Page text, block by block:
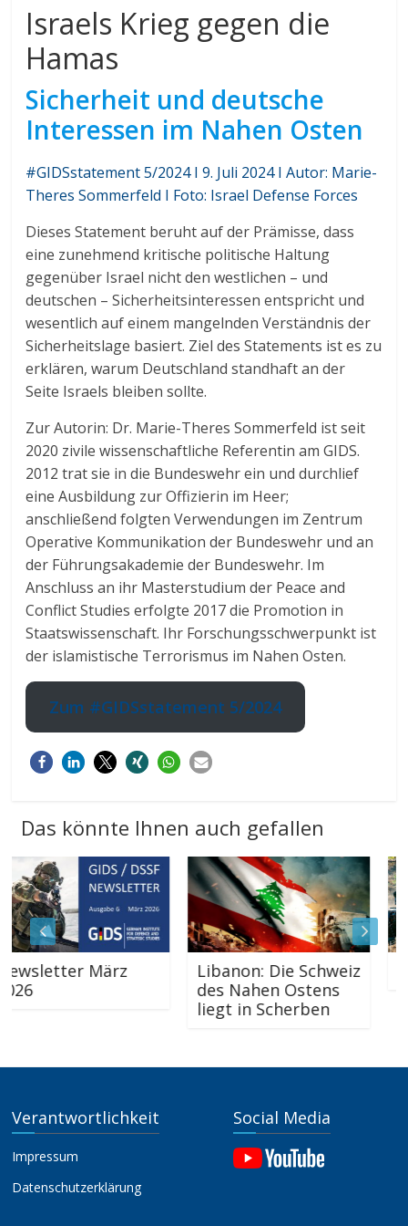
Israels Krieg gegen die
Hamas
Sicherheit und deutsche
Interessen im Nahen Osten
#GIDSstatement 5/2024 I 9. Juli 2024 I Autor: Marie-
Theres Sommerfeld I Foto: Israel Defense Forces
Dieses Statement beruht auf der Prämisse, dass
eine zunehmend kritische politische Haltung
gegenüber Israel nicht den westlichen – und
deutschen – Sicherheitsinteressen entspricht und
wesentlich auf einem mangelnden Verständnis der
Sicherheitslage basiert. Ziel des Statements ist es zu
erklären, warum Deutschland standhaft an der
Seite Israels bleiben sollte.
Zur Autorin: Dr. Marie-Theres Sommerfeld ist seit
2020 zivile wissenschaftliche Referentin am GIDS.
2012 trat sie in die Bundeswehr ein und durchlief
eine Ausbildung zur Offizierin im Heer;
anschließend folgten Verwendungen im Zentrum
Operative Kommunikation der Bundeswehr und an
der Führungsakademie der Bundeswehr. Im
Anschluss an ihr Masterstudium der Peace and
Conflict Studies erfolgte 2017 die Promotion in
Staatswissenschaft. Ihr Forschungsschwerpunkt ist
der islamistische Terrorismus im Nahen Osten.
Zum #GIDSstatement 5/2024
Das könnte Ihnen auch gefallen
März
Libanon: Die Schweiz
des Nahen Ostens
liegt in Scherben
Verantwortlichkeit
Impressum
Datenschutzerklärung
Social Media